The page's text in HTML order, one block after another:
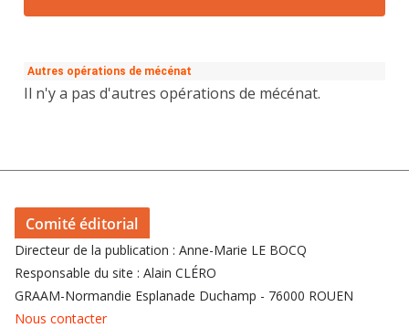
Autres opérations de mécénat
Il n'y a pas d'autres opérations de mécénat.
Comité éditorial
Directeur de la publication : Anne-Marie LE BOCQ
Responsable du site : Alain CLÉRO
GRAAM-Normandie Esplanade Duchamp - 76000 ROUEN
Nous contacter